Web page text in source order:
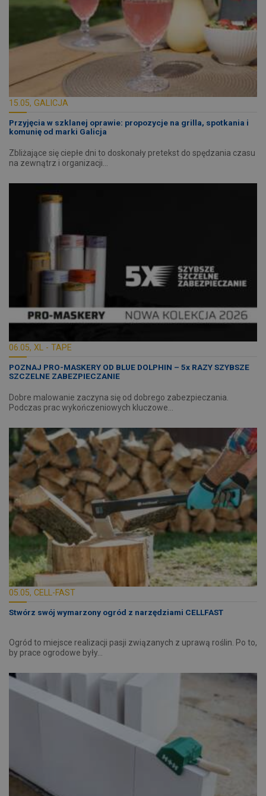
15.05, GALICJA
Przyjęcia w szklanej oprawie: propozycje na grilla, spotkania i
komunię od marki Galicja
Zbliżające się ciepłe dni to doskonały pretekst do spędzania czasu
na zewnątrz i organizacji…
06.05, XL - TAPE
POZNAJ PRO-MASKERY OD BLUE DOLPHIN – 5x RAZY SZYBSZE
SZCZELNE ZABEZPIECZANIE
Dobre malowanie zaczyna się od dobrego zabezpieczania.
Podczas prac wykończeniowych kluczowe…
05.05, CELL-FAST
Stwórz swój wymarzony ogród z narzędziami CELLFAST
Ogród to miejsce realizacji pasji związanych z uprawą roślin. Po to,
by prace ogrodowe były…